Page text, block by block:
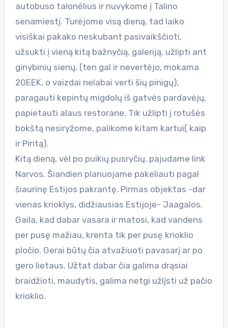
autobuso talonėlius ir nuvykome į Talino
senamiestį. Turėjome visą dieną, tad laiko
visiškai pakako neskubant pasivaikščioti,
užsukti į vieną kitą bažnyčią, galeriją, užlipti ant
ginybinių sienų, (ten gal ir nevertėjo, mokama
20EEK, o vaizdai nelabai verti šių pinigų),
paragauti kepintų migdolų iš gatvės pardavėjų,
papietauti alaus restorane. Tik užlipti į rotušės
bokštą nesiryžome, palikome kitam kartui( kaip
ir Piritą).
Kitą dieną, vėl po puikių pusryčių, pajudame link
Narvos. Šiandien planuojame pakeliauti pagal
šiaurinę Estijos pakrantę. Pirmas objektas -dar
vienas krioklys, didžiausias Estijoje- Jaagalos.
Gaila, kad dabar vasara ir matosi, kad vandens
per pusę mažiau, krenta tik per pusę krioklio
pločio. Gerai būtų čia atvažiuoti pavasarį ar po
gero lietaus. Užtat dabar čia galima drąsiai
braidžioti, maudytis, galima netgi užlįsti už pačio
krioklio.